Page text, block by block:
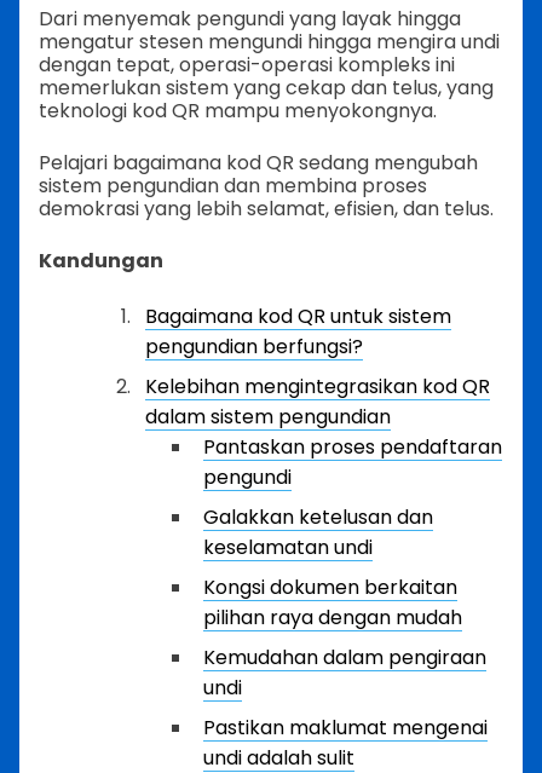
Dari menyemak pengundi yang layak hingga
mengatur stesen mengundi hingga mengira undi
dengan tepat, operasi-operasi kompleks ini
memerlukan sistem yang cekap dan telus, yang
teknologi kod QR mampu menyokongnya.
Pelajari bagaimana kod QR sedang mengubah
sistem pengundian dan membina proses
demokrasi yang lebih selamat, efisien, dan telus.
Kandungan
Bagaimana kod QR untuk sistem
pengundian berfungsi?
Kelebihan mengintegrasikan kod QR
dalam sistem pengundian
Pantaskan proses pendaftaran
pengundi
Galakkan ketelusan dan
keselamatan undi
Kongsi dokumen berkaitan
pilihan raya dengan mudah
Kemudahan dalam pengiraan
undi
Pastikan maklumat mengenai
undi adalah sulit